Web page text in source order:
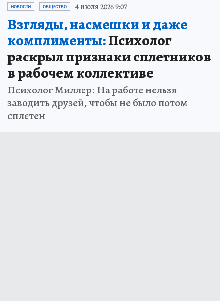
НОВОСТИ ОБЩЕСТВО 4 июля 2026 9:07
Взгляды, насмешки и даже
комплименты:Психолог
раскрыл признаки сплетников
в рабочем коллективе
Психолог Миллер: На работе нельзя
заводить друзей, чтобы не было потом
сплетен